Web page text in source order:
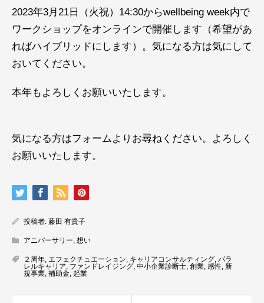
2023年3月21日（火祝）14:30からwellbeing week内で
ワークショップをオンラインで開催します（希望があ
ればハイブリッドにします）。気になる方は気にして
おいてください。
本年もよろしくお願いいたします。
気になる方はフォームよりお尋ねください。よろしく
お願いいたします。
投稿者: 藤田 有貴子
アニバーサリー, 想い
２周年, エフェクチュエーション, キャリアコンサルティング, パラ
レルキャリア, ファンドレイジング, 中小企業診断士, 創業, 感性, 新
規事業, 補助金, 起業